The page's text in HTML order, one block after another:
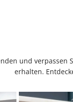
und
erhalten.